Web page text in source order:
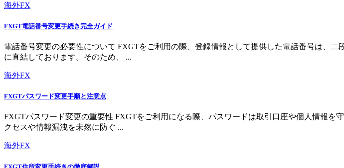
海外FX
FXGT電話番号変更手続き完全ガイド
電話番号変更の必要性について FXGTをご利用の際、登録情報として提供した電話番号は、
に直結しております。そのため、 ...
海外FX
FXGTパスワード変更手順と注意点
FXGTパスワード変更の重要性 FXGTをご利用になる際、パスワードは取引口座や個人情報
クセスや情報漏洩を未然に防ぐ ...
海外FX